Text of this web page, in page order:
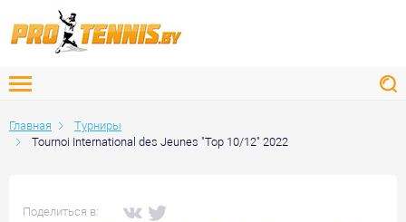
Главная
Турниры
Tournoi International des Jeunes "Top 10/12" 2022
Поделиться в: